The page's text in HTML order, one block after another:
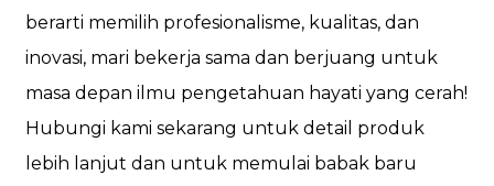
berarti memilih profesionalisme, kualitas, dan
inovasi, mari bekerja sama dan berjuang untuk
masa depan ilmu pengetahuan hayati yang cerah!
Hubungi kami sekarang untuk detail produk
lebih lanjut dan untuk memulai babak baru